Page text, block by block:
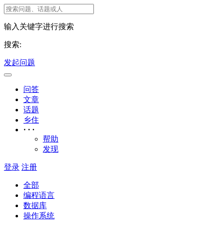
输入关键字进行搜索
搜索:
发起问题
问答
文章
话题
乡住
· · ·
帮助
发现
登录 注册
全部
编程语言
数据库
操作系统